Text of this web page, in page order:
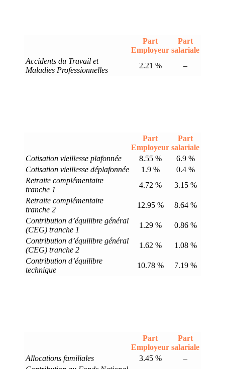
Part
Employeur
Part
salariale
Accidents du Travail et
Maladies Professionnelles
2.21 % –
Part
Employeur
Part
salariale
Cotisation vieillesse plafonnée
8.55 %
6.9 %
Cotisation vieillesse déplafonnée
1.9 %
0.4 %
Retraite complémentaire
tranche 1
4.72 %
3.15 %
Retraite complémentaire
tranche 2
12.95 %
8.64 %
Contribution d’équilibre général
(CEG) tranche 1
1.29 %
0.86 %
Contribution d’équilibre général
(CEG) tranche 2
1.62 %
1.08 %
Contribution d’équilibre
technique
10.78 % 7.19 %
Part
Employeur
Part
salariale
Allocations familiales
3.45 %
–